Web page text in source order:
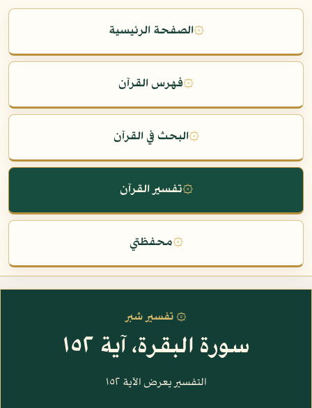
۞الصفحة الرئيسية
۞فهرس القرآن
۞البحث في القرآن
۞تفسير القرآن
۞محفظتي
۞ تفسير شبر
سورة البقرة، آية ١٥٢
التفسير يعرض الآية ١٥٢